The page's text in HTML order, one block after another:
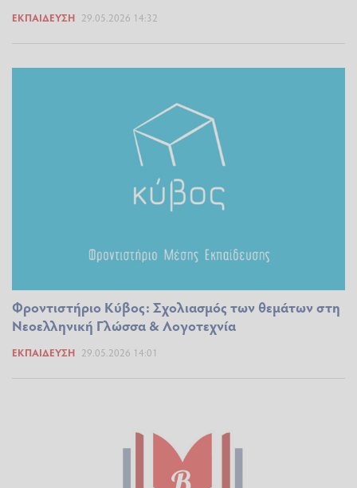
ΕΚΠΑΊΔΕΥΣΗ 29.05.2026 14:32
Φροντιστήριο Κύβος: Σχολιασμός των θεμάτων στη
Νεοελληνική Γλώσσα & Λογοτεχνία
ΕΚΠΑΊΔΕΥΣΗ 29.05.2026 14:01